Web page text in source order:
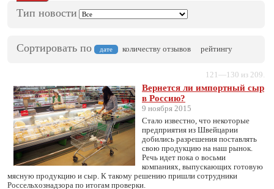
Тип новости
Сортировать по дате количеству отзывов рейтингу
121—130 из 209.
Вернется ли импортный сыр
в Россию?
9 ноября 2015
Стало известно, что некоторые
предприятия из Швейцарии
добились разрешения поставлять
свою продукцию на наш рынок.
Речь идет пока о восьми
компаниях, выпускающих готовую
мясную продукцию и сыр. К такому решению пришли сотрудники
Россельхознадзора по итогам проверки.